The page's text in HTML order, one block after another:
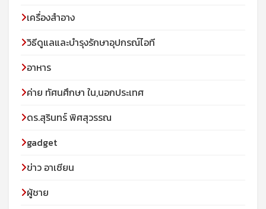
เครื่องสำอาง
วิธีดูแลและบำรุงรักษาอุปกรณ์ไอที
อาหาร
ค่าย ทัศนศึกษา ใน,นอกประเทศ
ดร.สุรินทร์ พิศสุวรรณ
gadget
ข่าว อาเซียน
ผู้ชาย